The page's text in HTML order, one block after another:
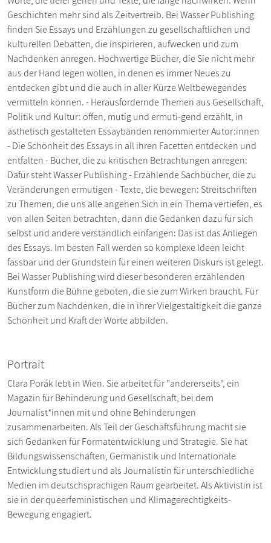
Geschichten mehr sind als Zeitvertreib. Bei Wasser Publishing
finden Sie Essays und Erzählungen zu gesellschaftlichen und
kulturellen Debatten, die inspirieren, aufwecken und zum
Nachdenken anregen. Hochwertige Bücher, die Sie nicht mehr
aus der Hand legen wollen, in denen es immer Neues zu
entdecken gibt und die auch in aller Kürze Weltbewegendes
vermitteln können. - Herausfordernde Themen aus Gesellschaft,
Politik und Kultur: offen, mutig und ermuti-gend erzählt, in
ästhetisch gestalteten Essaybänden renommierter Autor:innen
- Die Schönheit des Essays in all ihren Facetten entdecken und
entfalten - Bücher, die zu kritischen Betrachtungen anregen:
Dafür steht Wasser Publishing - Erzählende Sachbücher, die zu
Veränderungen ermutigen - Texte, die bewegen: Streitschriften
zu Themen, die uns alle angehen Sich in ein Thema vertiefen, es
von allen Seiten betrachten, dann die Gedanken dazu für sich
selbst und andere verständlich einfangen: Das ist das Anliegen
des Essays. Im besten Fall werden so komplexe Ideen leicht
fassbar und der Grundstein für einen weiteren Diskurs ist gelegt.
Bei Wasser Publishing wird dieser besonderen erzählenden
Kunstform die Bühne geboten, die sie zum Wirken braucht. Für
Bücher zum Nachdenken, die in ihrer Vielgestaltigkeit die ganze
Schönheit und Kraft der Worte abbilden.
Portrait
Clara Porák lebt in Wien. Sie arbeitet für "andererseits", ein
Magazin für Behinderung und Gesellschaft, bei dem
Journalist*innen mit und ohne Behinderungen
zusammenarbeiten. Als Teil der Geschäftsführung macht sie
sich Gedanken für Formatentwicklung und Strategie. Sie hat
Bildungswissenschaften, Germanistik und Internationale
Entwicklung studiert und als Journalistin für unterschiedliche
Medien im deutschsprachigen Raum gearbeitet. Als Aktivistin ist
sie in der queerfeministischen und Klimagerechtigkeits-
Bewegung engagiert.